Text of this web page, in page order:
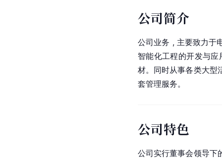
公司简介
公司业务 , 主要致力于
智能化工程的开发与
材。同时从事各类大型
套管理服务。
公司特色
公司实行董事会领导下